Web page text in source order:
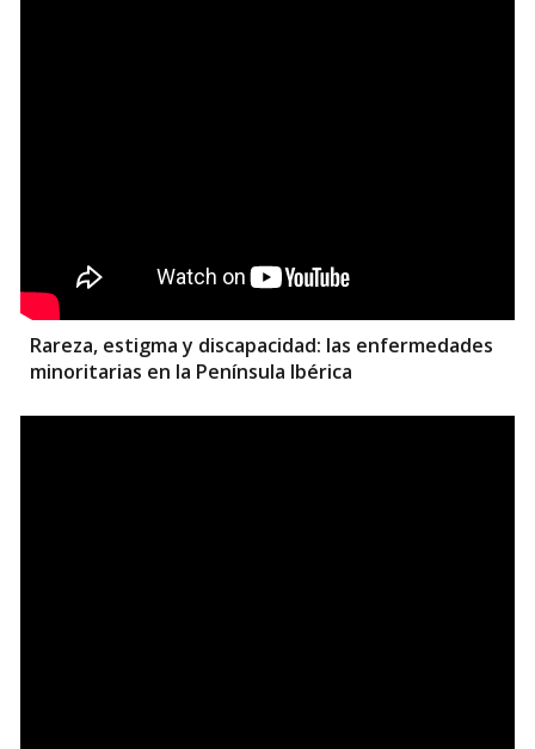
Rareza, estigma y discapacidad: las enfermedades
minoritarias en la Península Ibérica